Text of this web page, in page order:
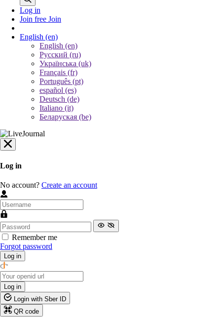
Log in
Join free Join
English (en)
English (en)
Русский (ru)
Українська (uk)
Français (fr)
Português (pt)
español (es)
Deutsch (de)
Italiano (it)
Беларуская (be)
Log in
No account? Create an account
Remember me
Forgot password
Log in
Log in
Login with Sber ID
QR code